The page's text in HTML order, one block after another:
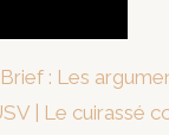
: Les
| Le cuirassé